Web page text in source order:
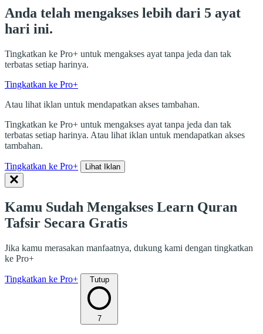
Anda telah mengakses lebih dari 5 ayat
hari ini.
Tingkatkan ke Pro+ untuk mengakses ayat tanpa jeda dan tak
terbatas setiap harinya.
Tingkatkan ke Pro+
Atau lihat iklan untuk mendapatkan akses tambahan.
Tingkatkan ke Pro+ untuk mengakses ayat tanpa jeda dan tak
terbatas setiap harinya. Atau lihat iklan untuk mendapatkan akses
tambahan.
Tingkatkan ke Pro+ Lihat Iklan
Kamu Sudah Mengakses Learn Quran
Tafsir Secara Gratis
Jika kamu merasakan manfaatnya, dukung kami dengan tingkatkan
ke Pro+
Tingkatkan ke Pro+ Tutup
7